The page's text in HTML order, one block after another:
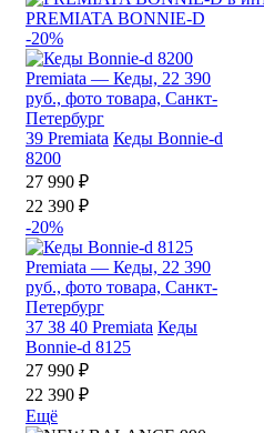
PREMIATA BONNIE-D
-20%
39 Premiata Кеды Bonnie-d
8200
27 990 ₽
22 390 ₽
-20%
37 38 40 Premiata Кеды
Bonnie-d 8125
27 990 ₽
22 390 ₽
Ещё